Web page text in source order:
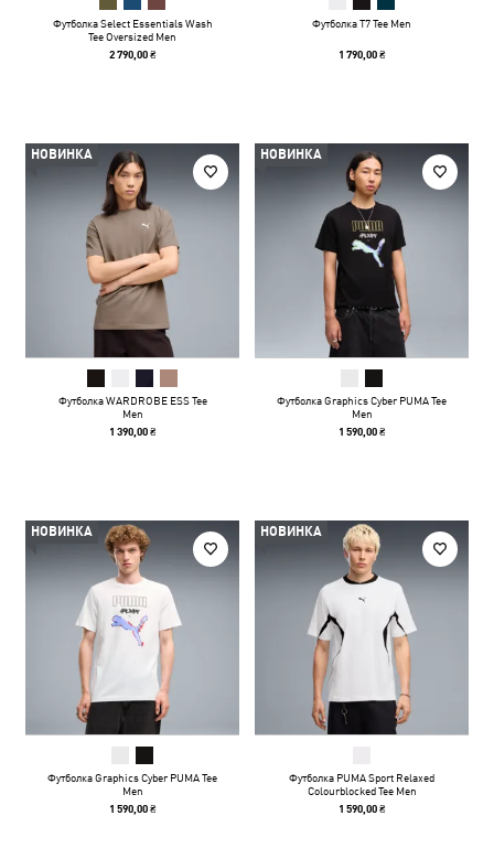
Футболка Select Essentials Wash
Tee Oversized Men
2 790,00 ₴
Футболка T7 Tee Men
1 790,00 ₴
НОВИНКА
Футболка WARDROBE ESS Tee
Men
1 390,00 ₴
НОВИНКА
Футболка Graphics Cyber PUMA Tee
Men
1 590,00 ₴
НОВИНКА
Футболка Graphics Cyber PUMA Tee
Men
1 590,00 ₴
НОВИНКА
Футболка PUMA Sport Relaxed
Colourblocked Tee Men
1 590,00 ₴